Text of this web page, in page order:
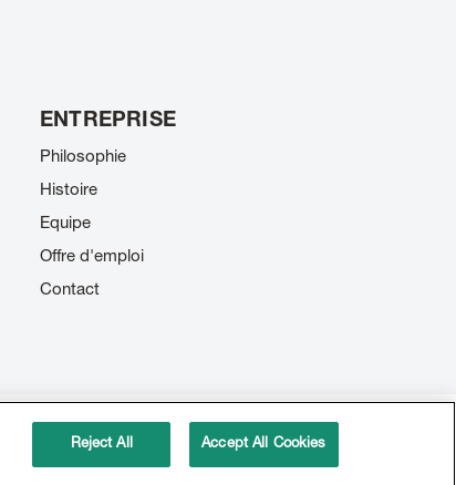
ENTREPRISE
Philosophie
Histoire
Equipe
Offre d'emploi
Contact
des données
Reject All Accept All Cookies